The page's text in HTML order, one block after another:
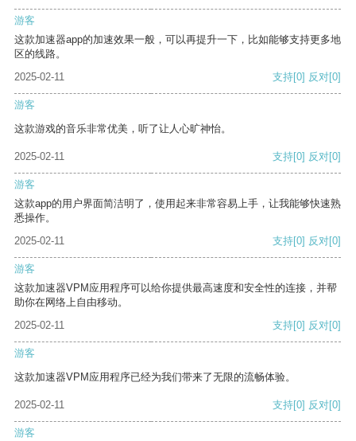
游客
这款加速器app的加速效果一般，可以再提升一下，比如能够支持更多地
区的线路。
2025-02-11
支持[0] 反对[0]
游客
这款游戏的音乐非常优美，听了让人心旷神怡。
2025-02-11 支持[0] 反对[0]
游客
这款app的用户界面简洁明了，使用起来非常容易上手，让我能够快速熟
悉操作。
2025-02-11
支持[0] 反对[0]
游客
这款加速器VPM应用程序可以给你提供最高速度和安全性的连接，并帮
助你在网络上自由移动。
2025-02-11
支持[0] 反对[0]
游客
这款加速器VPM应用程序已经为我们带来了无限的流畅体验。
2025-02-11 支持[0] 反对[0]
游客